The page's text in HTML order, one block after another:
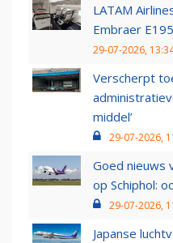
LATAM
Embraer
29-07-2026,
Verscherpt
middel’
29-07-2026,
Goed nieuws
op Schiphol:
29-07-2026,
Japanse